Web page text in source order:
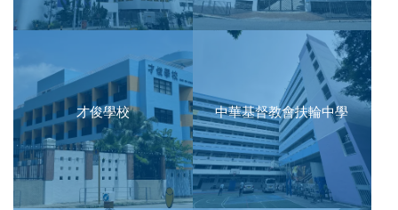
才俊學校 中華基督教會扶輪中學